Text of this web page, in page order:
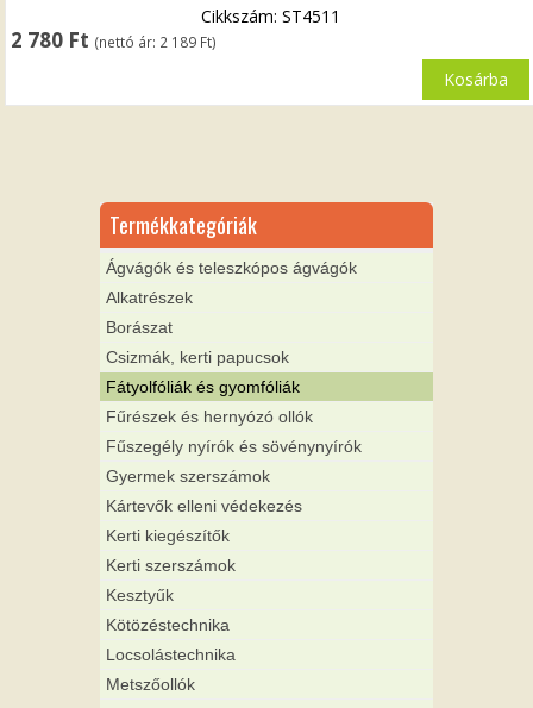
2 780 Ft (nettó ár: 2 189 Ft)
Cikkszám: ST4511
Kosárba
Termékkategóriák
Ágvágók és teleszkópos ágvágók
Alkatrészek
Borászat
Csizmák, kerti papucsok
Fátyolfóliák és gyomfóliák
Fűrészek és hernyózó ollók
Fűszegély nyírók és sövénynyírók
Gyermek szerszámok
Kártevők elleni védekezés
Kerti kiegészítők
Kerti szerszámok
Kesztyűk
Kötözéstechnika
Locsolástechnika
Metszőollók